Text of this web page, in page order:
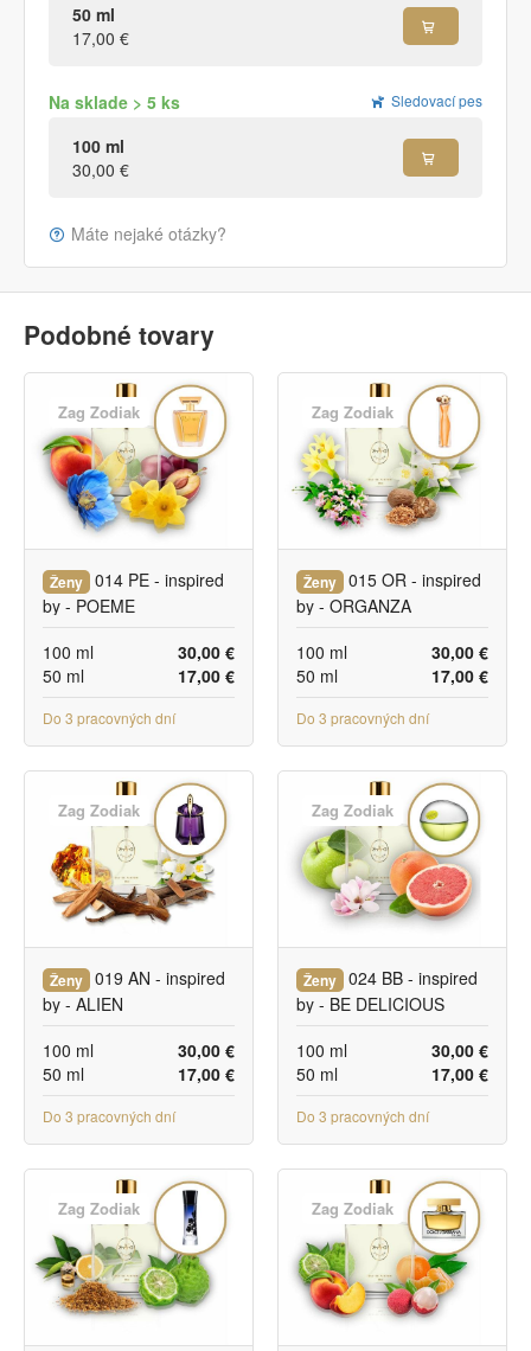
50 ml
17,00 €
Sledovací pes
Na sklade > 5 ks
100 ml
30,00 €
Máte nejaké otázky?
Podobné tovary
Zag Zodiak
Ženy 014 PE - inspired
by - POEME
30,00 €
100 ml
17,00 €
50 ml
Do 3 pracovných dní
Zag Zodiak
Ženy 015 OR - inspired
by - ORGANZA
30,00 €
100 ml
17,00 €
50 ml
Do 3 pracovných dní
Zag Zodiak
Ženy 019 AN - inspired
by - ALIEN
30,00 €
100 ml
17,00 €
50 ml
Do 3 pracovných dní
Zag Zodiak
Ženy 024 BB - inspired
by - BE DELICIOUS
30,00 €
100 ml
17,00 €
50 ml
Do 3 pracovných dní
Zag Zodiak Zag Zodiak